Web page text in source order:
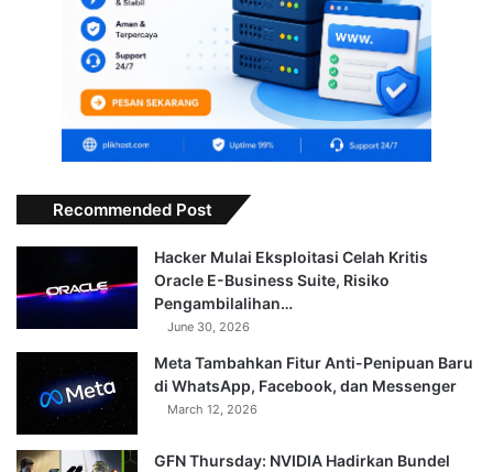
Recommended Post
Hacker Mulai Eksploitasi Celah Kritis
Oracle E-Business Suite, Risiko
Pengambilalihan…
June 30, 2026
Meta Tambahkan Fitur Anti-Penipuan Baru
di WhatsApp, Facebook, dan Messenger
March 12, 2026
GFN Thursday: NVIDIA Hadirkan Bundel